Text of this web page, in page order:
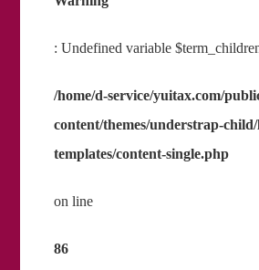
: Undefined variable
/home/d-service/yuitax.com/
content/themes/understrap-
templates/content-single.php
on line
86